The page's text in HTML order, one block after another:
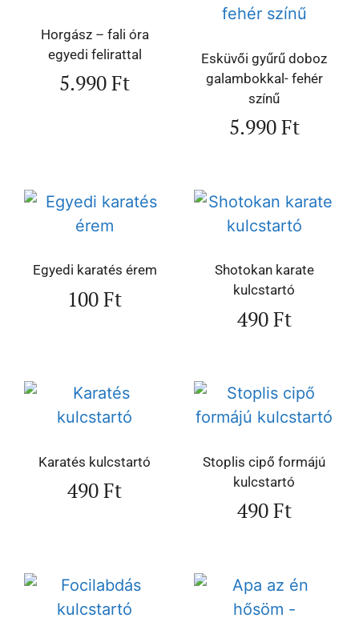
Horgász – fali óra
egyedi felirattal
5.990Ft
Esküvői gyűrű doboz
galambokkal- fehér
színű
5.990Ft
Egyedi karatés érem
100Ft
Shotokan karate
kulcstartó
490Ft
Karatés kulcstartó
490Ft
Stoplis cipő formájú
kulcstartó
490Ft